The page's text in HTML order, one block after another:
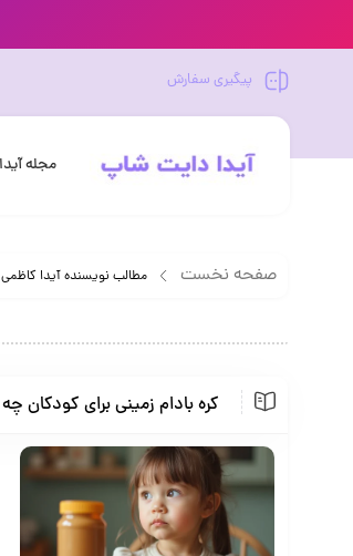
پیگیری سفارش
مجله
صفحه نخست مطالب نویسنده آیدا کاظمی
کره بادام زمینی برای کودکان چه خواصی دارد؛ 5 ویژگی